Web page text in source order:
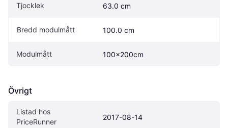
Tjocklek 63.0 cm
Bredd modulmått 100.0 cm
Modulmått 100x200cm
Övrigt
Listad hos
PriceRunner
2017-08-14